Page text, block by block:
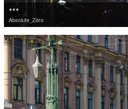
Absolute_Zero
***